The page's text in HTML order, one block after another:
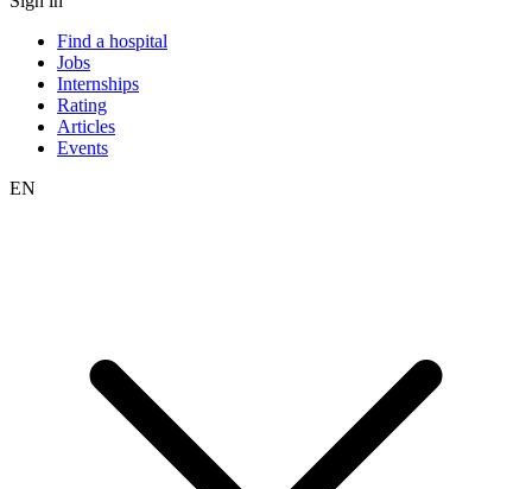
Find a hospital
Jobs
Internships
Rating
Articles
Events
EN